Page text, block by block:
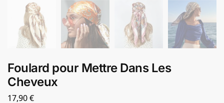
Foulard pour Mettre Dans Les
Cheveux
17,90€